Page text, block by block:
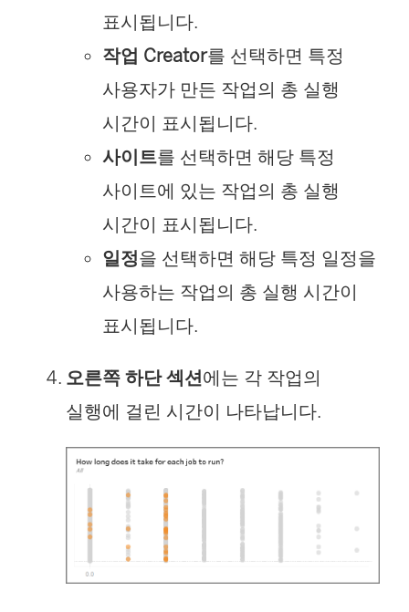
표시됩니다.
작업 Creator를 선택하면 특정
사용자가 만든 작업의 총 실행
시간이 표시됩니다.
사이트를 선택하면 해당 특정
사이트에 있는 작업의 총 실행
시간이 표시됩니다.
일정을 선택하면 해당 특정 일정을
사용하는 작업의 총 실행 시간이
표시됩니다.
오른쪽 하단 섹션에는 각 작업의
실행에 걸린 시간이 나타납니다.